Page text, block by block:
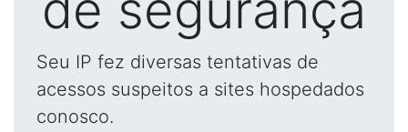
Seu IP fez diversas tentativas de
acessos suspeitos a sites hospedados
conosco.